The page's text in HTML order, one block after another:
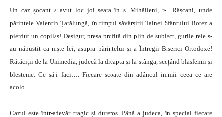
Un caz șocant a avut loc joi seara în s. Mihăileni, r-l. Râșcani, unde
părintele Valentin Țarălungă, în timpul săvârșirii Tainei Sfântului Botez a
pierdut un copilaș! Desigur, presa profită din plin de subiect, gurile rele s-
au năpustit ca niște lei, asupra părintelui și a Întregii Biserici Ortodoxe!
Rătăciții de la Unimedia, judecă la dreapta și la stânga, scoțând blasfemii și
blesteme. Ce să-i faci…. Fiecare scoate din adâncul inimii ceea ce are
acolo…
Cazul este într-adevăr tragic și dureros. Până a judeca, în special fiecare